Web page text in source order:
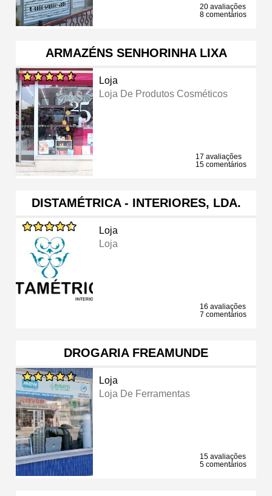
20 avaliações
8 comentários
ARMAZÉNS SENHORINHA LIXA
Loja
Loja De Produtos Cosméticos
17 avaliações
15 comentários
DISTAMÉTRICA - INTERIORES, LDA.
Loja
Loja
16 avaliações
7 comentários
DROGARIA FREAMUNDE
Loja
Loja De Ferramentas
15 avaliações
5 comentários